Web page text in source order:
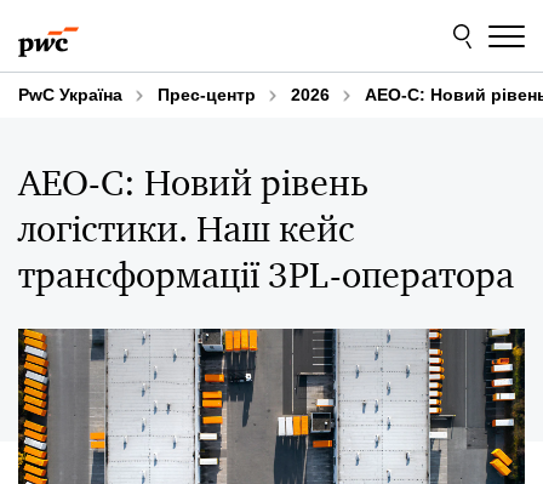
to
content
to
footer
PwC Україна Прес-центр 2026 АЕО-С: Новий
АЕО-С: Новий рівень
логістики. Наш кейс
трансформації 3PL-оператора